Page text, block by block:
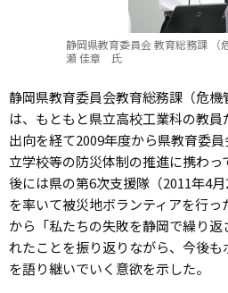
静岡県教育委員会 教育総務課 （
瀬 佳章 氏
静岡県教育委員会教育総務課（危
は、もともと県立高校工業科の教
出向を経て2009年度から県教育委
立学校等の防災体制の推進に携わ
後には県の第6次支援隊（2011年4
を率いて被災地ボランティアを行
から「私たちの失敗を静岡で繰り
れたことを振り返りながら、今後
を語り継いでいく意欲を示した。